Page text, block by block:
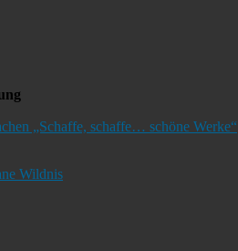
„Schaffe, schaffe… schöne Werke“
Wildnis